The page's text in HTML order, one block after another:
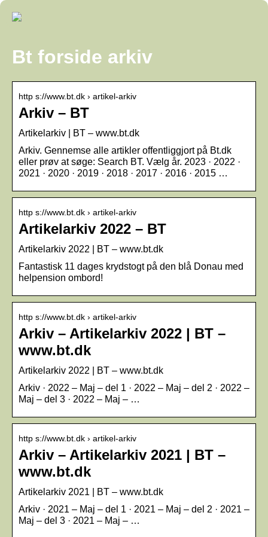
Bt forside arkiv
http s://www.bt.dk › artikel-arkiv
Arkiv – BT
Artikelarkiv | BT – www.bt.dk
Arkiv. Gennemse alle artikler offentliggjort på Bt.dk
eller prøv at søge: Search BT. Vælg år. 2023 · 2022 ·
2021 · 2020 · 2019 · 2018 · 2017 · 2016 · 2015 …
http s://www.bt.dk › artikel-arkiv
Artikelarkiv 2022 – BT
Artikelarkiv 2022 | BT – www.bt.dk
Fantastisk 11 dages krydstogt på den blå Donau med
helpension ombord!
http s://www.bt.dk › artikel-arkiv
Arkiv – Artikelarkiv 2022 | BT –
www.bt.dk
Artikelarkiv 2022 | BT – www.bt.dk
Arkiv · 2022 – Maj – del 1 · 2022 – Maj – del 2 · 2022 –
Maj – del 3 · 2022 – Maj – …
http s://www.bt.dk › artikel-arkiv
Arkiv – Artikelarkiv 2021 | BT –
www.bt.dk
Artikelarkiv 2021 | BT – www.bt.dk
Arkiv · 2021 – Maj – del 1 · 2021 – Maj – del 2 · 2021 –
Maj – del 3 · 2021 – Maj – …